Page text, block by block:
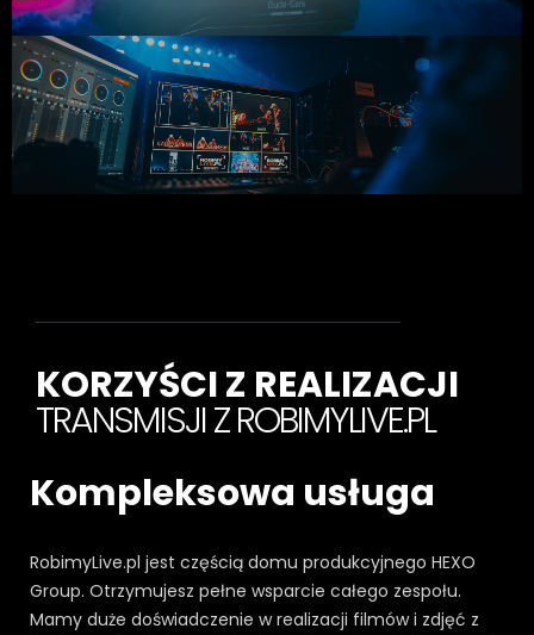
KORZYŚCI Z REALIZACJI
TRANSMISJI Z ROBIMYLIVE.PL
Kompleksowa usługa
RobimyLive.pl jest częścią domu produkcyjnego HEXO
Group. Otrzymujesz pełne wsparcie całego zespołu.
Mamy duże doświadczenie w realizacji filmów i zdjęć z